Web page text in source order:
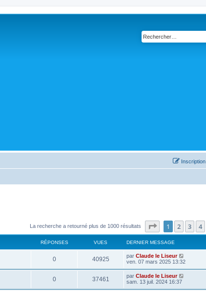
Inscription
La recherche a retourné plus de 1000 résultats Page sur20
1 2 3 4
RÉPONSES VUES DERNIER MESSAGE
0 40925 par Claude le Liseur
ven. 07 mars 2025 13:32
0 37461 par Claude le Liseur
sam. 13 juil. 2024 16:37